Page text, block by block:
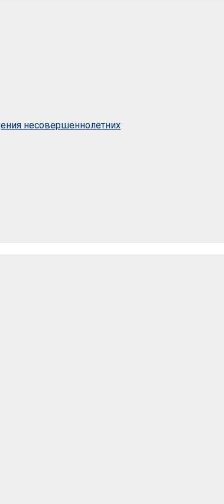
несовершеннолетних